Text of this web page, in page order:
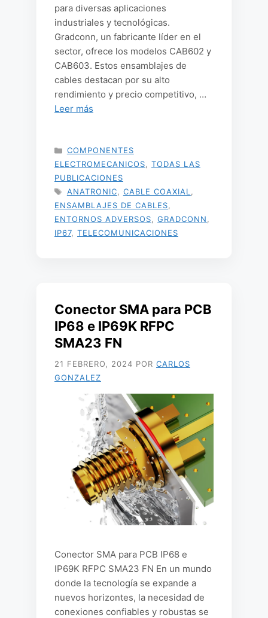
para diversas aplicaciones
industriales y tecnológicas.
Gradconn, un fabricante líder en el
sector, ofrece los modelos CAB602 y
CAB603. Estos ensamblajes de
cables destacan por su alto
rendimiento y precio competitivo, …
Leer más
CATEGORÍAS
COMPONENTES
ELECTROMECANICOS
TODAS LAS
PUBLICACIONES
ETIQUETAS
ANATRONIC CABLE COAXIAL
ENSAMBLAJES DE CABLES
ENTORNOS ADVERSOS
GRADCONN
IP67, TELECOMUNICACIONES
Conector SMA para PCB
IP68 e IP69K RFPC
SMA23 FN
21 FEBRERO, 2024 POR CARLOS
GONZALEZ
Conector SMA para PCB IP68 e
IP69K RFPC SMA23 FN En un mundo
donde la tecnología se expande a
nuevos horizontes, la necesidad de
conexiones confiables y robustas se